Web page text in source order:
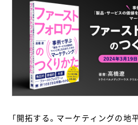
「開拓する。マーケティングの地